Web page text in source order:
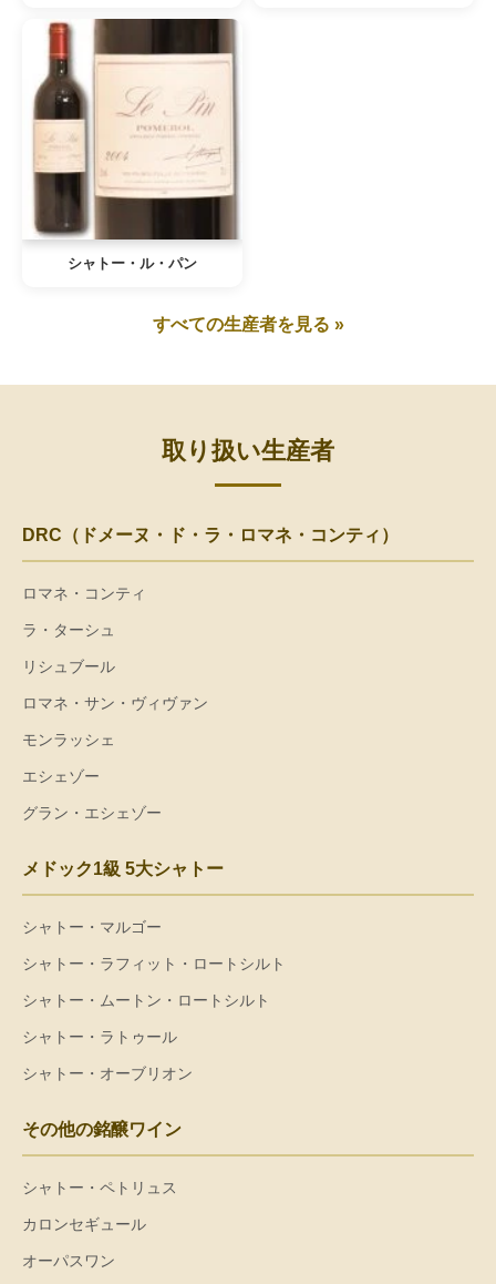
シャトー・ル・パン
すべての生産者を見る »
取り扱い生産者
DRC（ドメーヌ・ド・ラ・ロマネ・コンティ）
ロマネ・コンティ
ラ・ターシュ
リシュブール
ロマネ・サン・ヴィヴァン
モンラッシェ
エシェゾー
グラン・エシェゾー
メドック1級 5大シャトー
シャトー・マルゴー
シャトー・ラフィット・ロートシルト
シャトー・ムートン・ロートシルト
シャトー・ラトゥール
シャトー・オーブリオン
その他の銘醸ワイン
シャトー・ペトリュス
カロンセギュール
オーパスワン